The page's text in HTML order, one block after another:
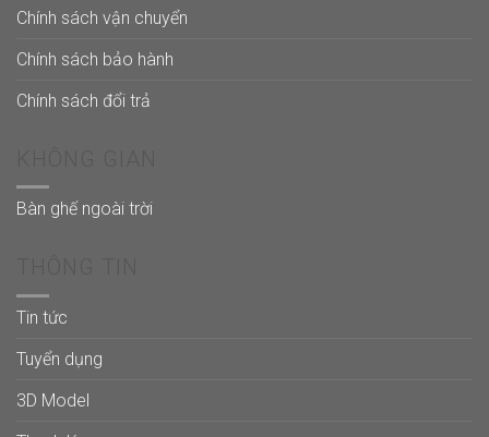
Chính sách vận chuyển
Chính sách bảo hành
Chính sách đổi trả
Bàn ghế ngoài trời
Tin tức
Tuyển dụng
3D Model